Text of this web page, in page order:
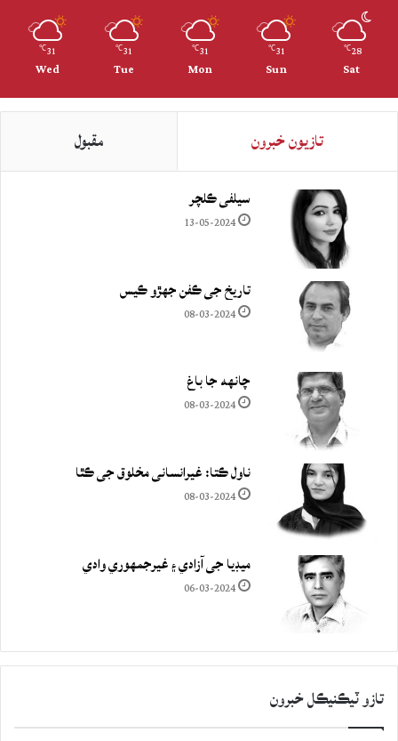
28
℃
Sat
31
℃
Sun
31
℃
Mon
31
℃
Tue
31
℃
Wed
تازيون خبرون مقبول
سيلفي ڪلچر
13-05-2024
تاريخ جي ڪفن جھڙو ڪيس
08-03-2024
چانهه جا باغ
08-03-2024
ناول ڪتا: غيرانساني مخلوق جي ڪٿا
08-03-2024
ميڊيا جي آزادي ۽ غيرجمھوري وادي
06-03-2024
تازو ٽيڪنيڪل خبرون